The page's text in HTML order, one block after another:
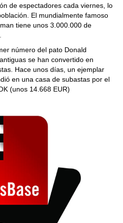
de espectadores cada viernes, lo
El mundialmente famoso
tiene unos 3.000.000 de
número del pato Donald
se han convertido en
Hace unos días, un ejemplar
en una casa de subastas por el
(unos 14.668 EUR)